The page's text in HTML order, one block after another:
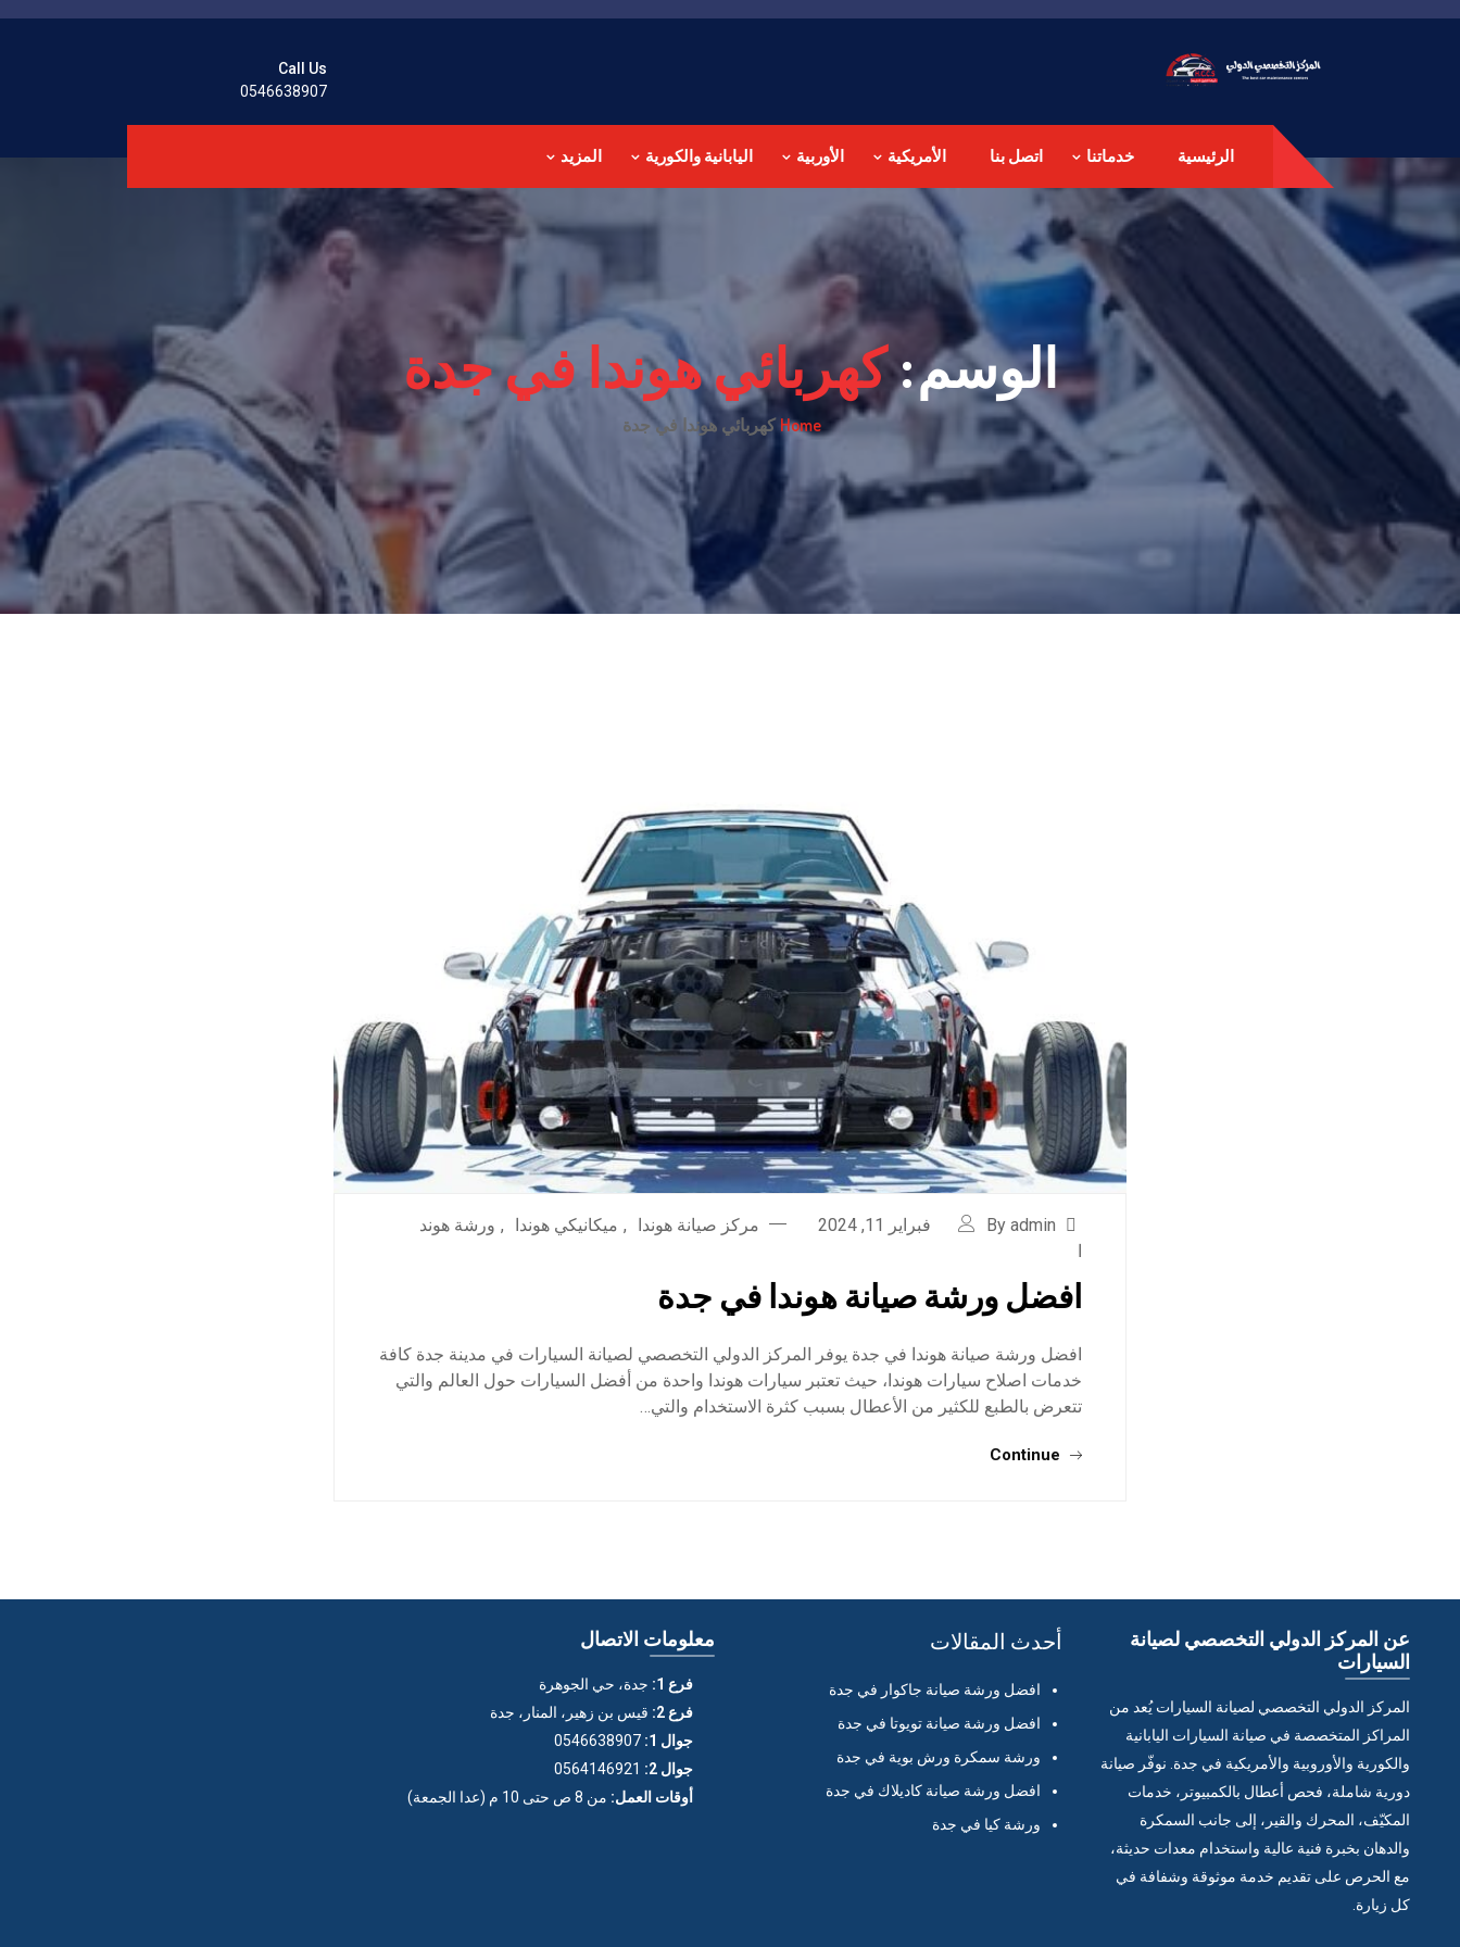
Call Us
0546638907
الرئيسية خدماتنا اتصل بنا الأمريكية الأوربية اليابانية والكورية المزيد
الوسم:كهربائي هوندا في جدة
Home كهربائي هوندا في جدة
By admin فبراير 11, 2024 مركز صيانة هوندا , ميكانيكي هوندا , ورشة هوند
ا
افضل ورشة صيانة هوندا في جدة
افضل ورشة صيانة هوندا في جدة يوفر المركز الدولي التخصصي لصيانة السيارات في مدينة جدة كافة
خدمات اصلاح سيارات هوندا، حيث تعتبر سيارات هوندا واحدة من أفضل السيارات حول العالم والتي
تتعرض بالطبع للكثير من الأعطال بسبب كثرة الاستخدام والتي…
Continue
عن المركز الدولي التخصصي لصيانة
السيارات
المركز الدولي التخصصي لصيانة السيارات يُعد من
المراكز المتخصصة في صيانة السيارات اليابانية
والكورية والأوروبية والأمريكية في جدة. نوفّر صيانة
دورية شاملة، فحص أعطال بالكمبيوتر، خدمات
المكيّف، المحرك والقير، إلى جانب السمكرة
والدهان بخبرة فنية عالية واستخدام معدات حديثة،
مع الحرص على تقديم خدمة موثوقة وشفافة في
كل زيارة.
أحدث المقالات
افضل ورشة صيانة جاكوار في جدة
افضل ورشة صيانة تويوتا في جدة
ورشة سمكرة ورش بوية في جدة
افضل ورشة صيانة كاديلاك في جدة
ورشة كيا في جدة
معلومات الاتصال
فرع 1:
جدة، حي الجوهرة
فرع 2:
قيس بن زهير، المنار، جدة
جوال 1:
0546638907
جوال 2:
0564146921
أوقات العمل: من 8 ص حتى 10 م (عدا الجمعة)